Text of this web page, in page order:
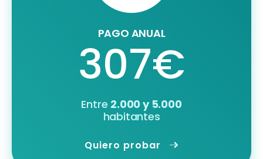
PAGO ANUAL
307€
Entre 2.000 y 5.000
habitantes
Quiero probar